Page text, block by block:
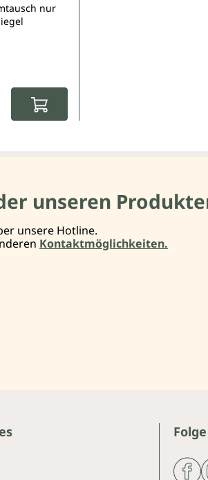
nur
unseren
unsere Hotline.
Kontaktmöglichkeiten.